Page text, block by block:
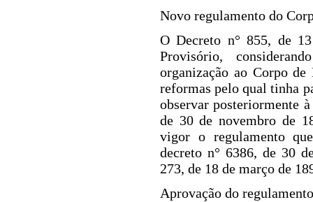
Novo regulamento do
O Decreto n° 855, de
Provisório,
organização ao Corpo
reformas pelo qual tinha
observar posteriormente
de 30 de novembro de
vigor o regulamento
decreto n° 6386, de 30
273, de 18 de março de
Aprovação do